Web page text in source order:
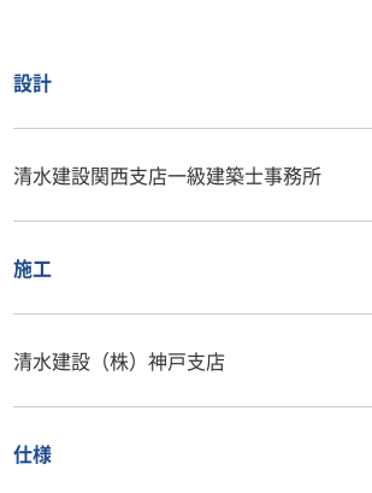
設計
清水建設関西支店一級建築士事務所
施工
清水建設（株）神戸支店
仕様